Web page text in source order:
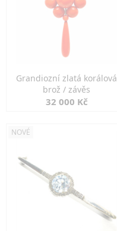
Grandiozní zlatá korálová
brož / závěs
32 000 Kč
NOVÉ